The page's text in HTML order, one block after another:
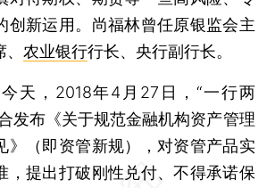
创新运用。尚福林曾任原银监会主
、农业银行行长、央行副行长。
，2018年4月27日，“一行两
发布《关于规范金融机构资产管理
》（即资管新规），对资管产品实
，提出打破刚性兑付、不得承诺保